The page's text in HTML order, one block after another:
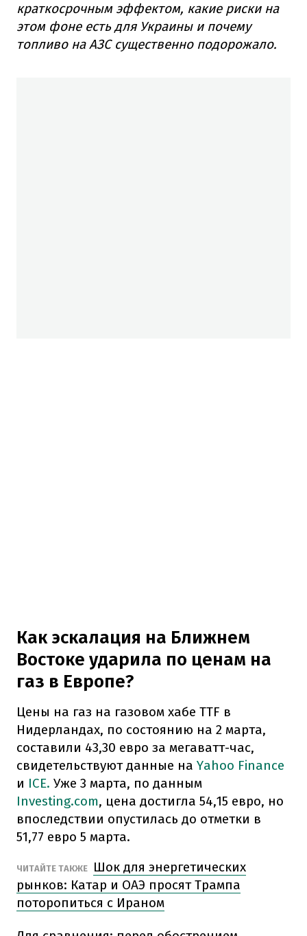
краткосрочным эффектом, какие риски на
этом фоне есть для Украины и почему
топливо на АЗС существенно подорожало.
Как эскалация на Ближнем
Востоке ударила по ценам на
газ в Европе?
Цены на газ на газовом хабе TTF в
Нидерландах, по состоянию на 2 марта,
составили 43,30 евро за мегаватт-час,
свидетельствуют данные на Yahoo Finance
и ICE. Уже 3 марта, по данным
Investing.com, цена достигла 54,15 евро, но
впоследствии опустилась до отметки в
51,77 евро 5 марта.
ЧИТАЙТЕ ТАКЖЕ
Шок для энергетических
рынков: Катар и ОАЭ просят Трампа
поторопиться с Ираном